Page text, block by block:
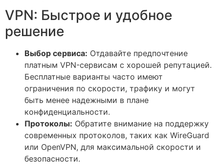
VPN: Быстрое и удобное
решение
Выбор сервиса: Отдавайте предпочтение
платным VPN-сервисам с хорошей репутацией.
Бесплатные варианты часто имеют
ограничения по скорости, трафику и могут
быть менее надежными в плане
конфиденциальности.
Протоколы: Обратите внимание на поддержку
современных протоколов, таких как WireGuard
или OpenVPN, для максимальной скорости и
безопасности.